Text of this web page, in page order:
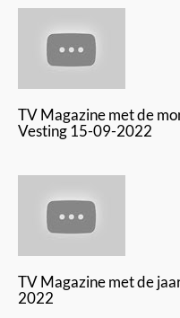
TV Magazine met de
Vesting 15-09-2022
TV Magazine met de
2022